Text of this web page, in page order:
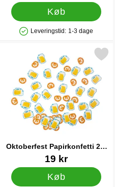
Køb
Produkttilgængelighed: På lager
Leveringstid: 1-3 dage
Oktoberfest Papirkonfetti 20-
pak
Varenr 8892319 kr
Køb
Markér oktoberfest